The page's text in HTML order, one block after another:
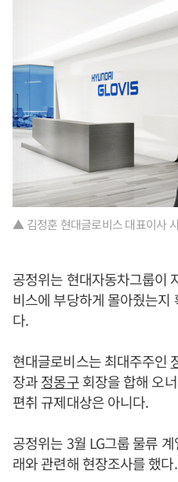
▲ 김정훈 현대글로비스 대표이사
공정위는 현대자동차그룹이
비스에 부당하게 몰아줬는지
다.
현대글로비스는 최대주주인
장과정몽구회장을 합해 오
편취 규제대상은 아니다.
공정위는 3월 LG그룹 물류
래와 관련해 현장조사를 했다.